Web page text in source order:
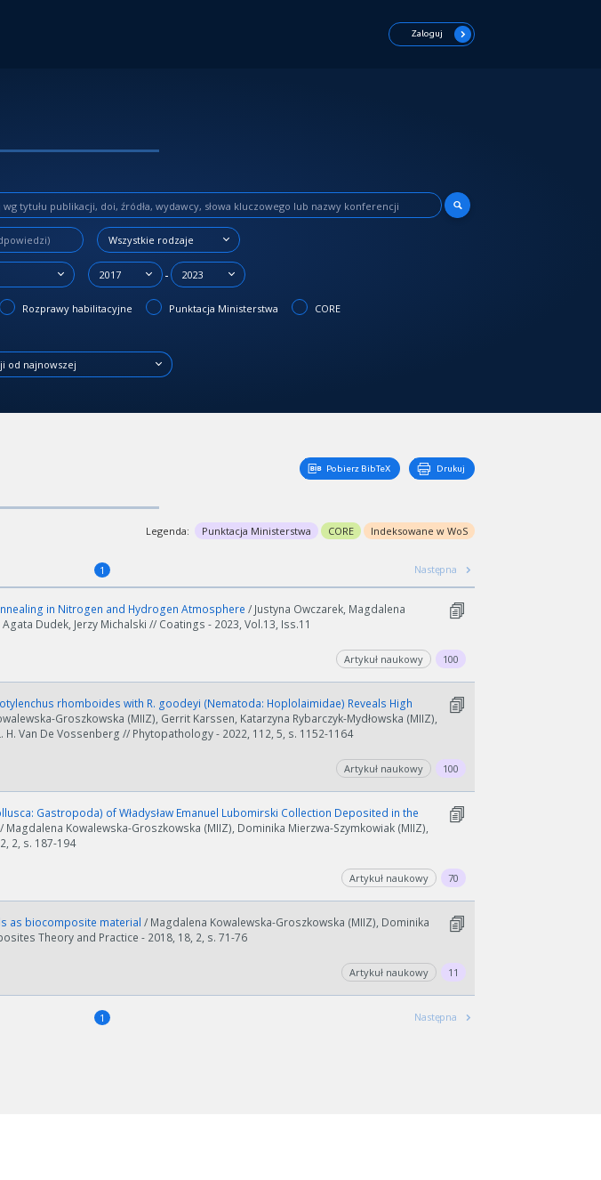
Zaloguj
Wszystkie rodzaje
2017 - 2023
Rozprawy habilitacyjne Punktacja Ministerstwa CORE
od najnowszej
Pobierz BibTeX Drukuj
Legenda: Punktacja Ministerstwa CORE Indeksowane w WoS
Następna
1
in Nitrogen and Hydrogen Atmosphere / Justyna Owczarek, Magdalena
Dudek, Jerzy Michalski // Coatings - 2023, Vol.13, Iss.11
Artykuł naukowy 100
rhomboides with R. goodeyi (Nematoda: Hoplolaimidae) Reveals High
Groszkowska (MIIZ), Gerrit Karssen, Katarzyna Rybarczyk-Mydłowska (MIIZ),
Van De Vossenberg // Phytopathology - 2022, 112, 5, s. 1152-1164
Artykuł naukowy 100
Gastropoda) of Władysław Emanuel Lubomirski Collection Deposited in the
/ Magdalena Kowalewska-Groszkowska (MIIZ), Dominika Mierzwa-Szymkowiak (MIIZ),
2, s. 187-194
Artykuł naukowy 70
as biocomposite material / Magdalena Kowalewska-Groszkowska (MIIZ), Dominika
Theory and Practice - 2018, 18, 2, s. 71-76
Artykuł naukowy 11
Następna
1